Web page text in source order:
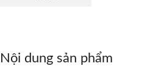
Nội dung sản phẩm